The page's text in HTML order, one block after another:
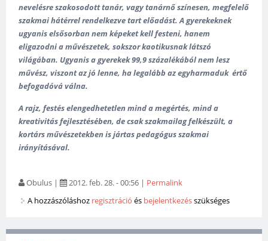
nevelésre szakosodott tanár, vagy tanárnő színesen, megfelelő
szakmai hátérrel rendelkezve tart előadást. A gyerekeknek
ugyanis elsősorban nem képeket kell festeni, hanem
eligazodni a művészetek, sokszor kaotikusnak látszó
világában. Ugyanis a gyerekek 99,9 százalékából nem lesz
művész, viszont az jó lenne, ha legalább az egyharmaduk értő
befogadóvá válna.
A rajz, festés elengedhetetlen mind a megértés, mind a
kreativitás fejlesztésében, de csak szakmailag felkészült, a
kortárs művészetekben is jártas pedagógus szakmai
irányításával.
Obulus | 2012. feb. 28. - 00:56 | Permalink
A hozzászóláshoz regisztráció és bejelentkezésszükséges